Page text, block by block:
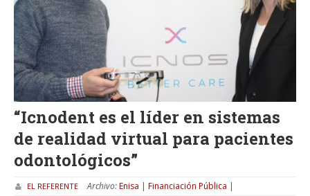
“Icnodent es el líder en sistemas
de realidad virtual para pacientes
odontológicos”
EL REFERENTE Archivo:Enisa | Financiación Pública |